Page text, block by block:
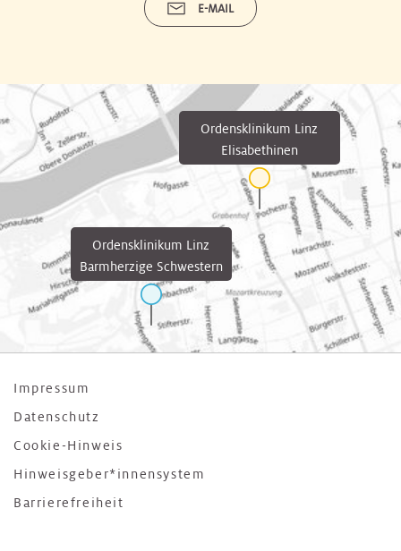
E-MAIL
Ordensklinikum Linz
Barmherzige Schwestern
Ordensklinikum Linz
Elisabethinen
Impressum
Datenschutz
Cookie-Hinweis
Hinweisgeber*innensystem
Barrierefreiheit